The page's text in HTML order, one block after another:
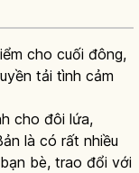
cho cuối đông,
tải tình cảm
cho đôi lứa,
là có rất nhiều
bè, trao đổi với